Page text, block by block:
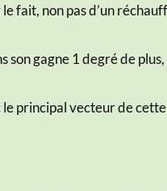
fait, non pas d’un
son gagne 1 degré de
le principal vecteur de cette